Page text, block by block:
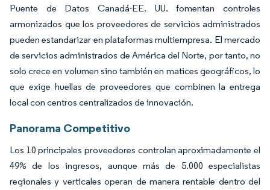
Puente de Datos Canadá-EE. UU. fomentan controles
armonizados que los proveedores de servicios administrados
pueden estandarizar en plataformas multiempresa. El mercado
de servicios administrados de América del Norte, por tanto, no
solo crece en volumen sino también en matices geográficos, lo
que exige huellas de proveedores que combinen la entrega
local con centros centralizados de innovación.
Panorama Competitivo
Los 10 principales proveedores controlan aproximadamente el
49% de los ingresos, aunque más de 5.000 especialistas
regionales y verticales operan de manera rentable dentro del